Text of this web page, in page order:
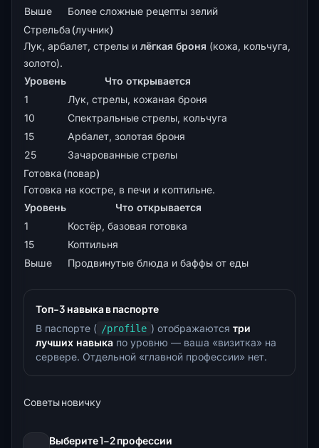
Выше
Более сложные рецепты зелий
Стрельба (лучник)
Лук, арбалет, стрелы и лёгкая броня (кожа, кольчуга,
золото).
Уровень
Что открывается
1
Лук, стрелы, кожаная броня
10
Спектральные стрелы, кольчуга
15
Арбалет, золотая броня
25
Зачарованные стрелы
Готовка (повар)
Готовка на костре, в печи и коптильне.
Уровень
Что открывается
1
Костёр, базовая готовка
15
Коптильня
Выше
Продвинутые блюда и баффы от еды
Топ-3 навыка в паспорте
В паспорте ( /profile ) отображаются три
лучших навыка по уровню — ваша «визитка» на
сервере. Отдельной «главной профессии» нет.
Советы новичку
Выберите 1–2 профессии